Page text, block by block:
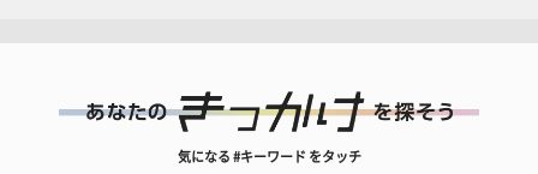
気になる #キーワード をタッチ